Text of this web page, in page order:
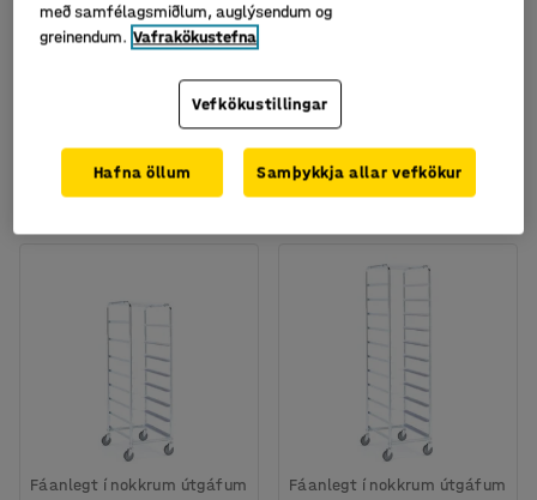
103.947
Með VSK
KAUPA
TRAM/AJ EURO, með 8
bakka
Vörunr.:
175.074
Með VSK
KAUPA
Fáanlegt í nokkrum útgáfum Fáanlegt í nokkrum útgáfum
með samfélagsmiðlum, auglýsendum og
greinendum. Vafrakökustefna
Vefkökustillingar
Hafna öllum Samþykkja allar vefkökur